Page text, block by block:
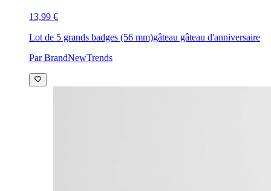
13,99 €
Lot de 5 grands badges (56 mm)gâteau gâteau d'anniversaire
Par BrandNewTrends